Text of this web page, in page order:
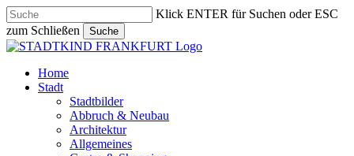
Skip
to
main
content
Klick ENTER für Suchen oder ESC
zum Schließen
Suche
Close
search
Menu
Home
Stadt
Stadtbilder
Abbruch & Neubau
Architektur
Allgemeines